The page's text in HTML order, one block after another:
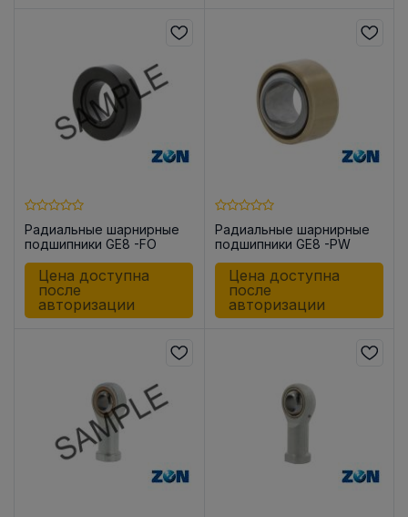
Радиальные шарнирные
подшипники GE8 -FO
Цена доступна
после
авторизации
Радиальные шарнирные
подшипники GE8 -PW
Цена доступна
после
авторизации